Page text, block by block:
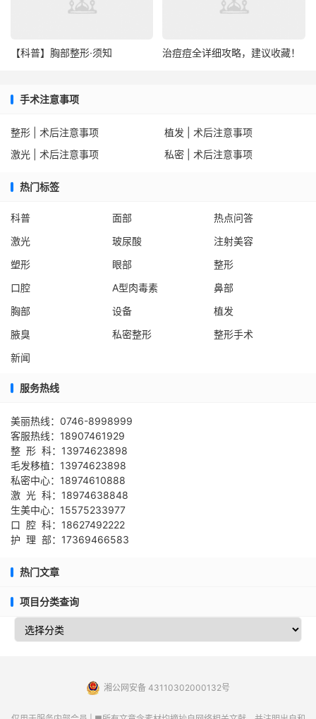
【科普】胸部整形·须知 治痘痘全详细攻略，建议收藏！
手术注意事项
整形 | 术后注意事项
植发 | 术后注意事项
激光 | 术后注意事项
私密 | 术后注意事项
热门标签
科普 面部
热点问答
激光
玻尿酸
注射美容
塑形
眼部
整形
口腔
A型肉毒素
鼻部
胸部
设备
植发
腋臭
私密整形
整形手术
新闻
服务热线
美丽热线：0746-8998999
客服热线：18907461929
整 形 科：13974623898
毛发移植：13974623898
私密中心：18974610888
激 光 科：18974638848
生美中心：15575233977
口 腔 科：18627492222
护 理 部：17369466583
热门文章
项目分类查询
湘公网安备 43110302000132号